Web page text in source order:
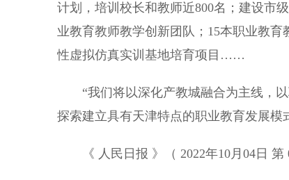
计划，培训校长和教师近800名；建设市
业教育教师教学创新团队；15本职业教
性虚拟仿真实训基地培育项目……
“我们将以深化产教城融合为主线，以
探索建立具有天津特点的职业教育发展模
《 人民日报 》（ 2022年10月04日 第